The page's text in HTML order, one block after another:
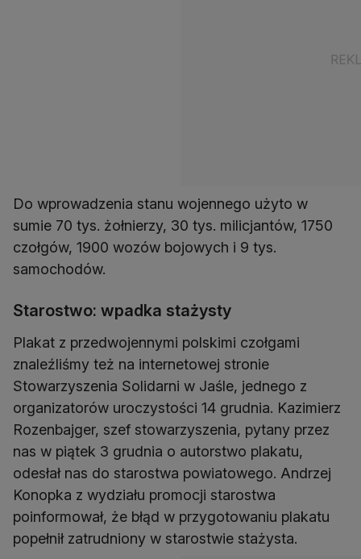
Do wprowadzenia stanu wojennego użyto w
sumie 70 tys. żołnierzy, 30 tys. milicjantów, 1750
czołgów, 1900 wozów bojowych i 9 tys.
samochodów.
Starostwo: wpadka stażysty
Plakat z przedwojennymi polskimi czołgami
znaleźliśmy też na internetowej stronie
Stowarzyszenia Solidarni w Jaśle, jednego z
organizatorów uroczystości 14 grudnia. Kazimierz
Rozenbajger, szef stowarzyszenia, pytany przez
nas w piątek 3 grudnia o autorstwo plakatu,
odesłał nas do starostwa powiatowego. Andrzej
Konopka z wydziału promocji starostwa
poinformował, że błąd w przygotowaniu plakatu
popełnił zatrudniony w starostwie stażysta.